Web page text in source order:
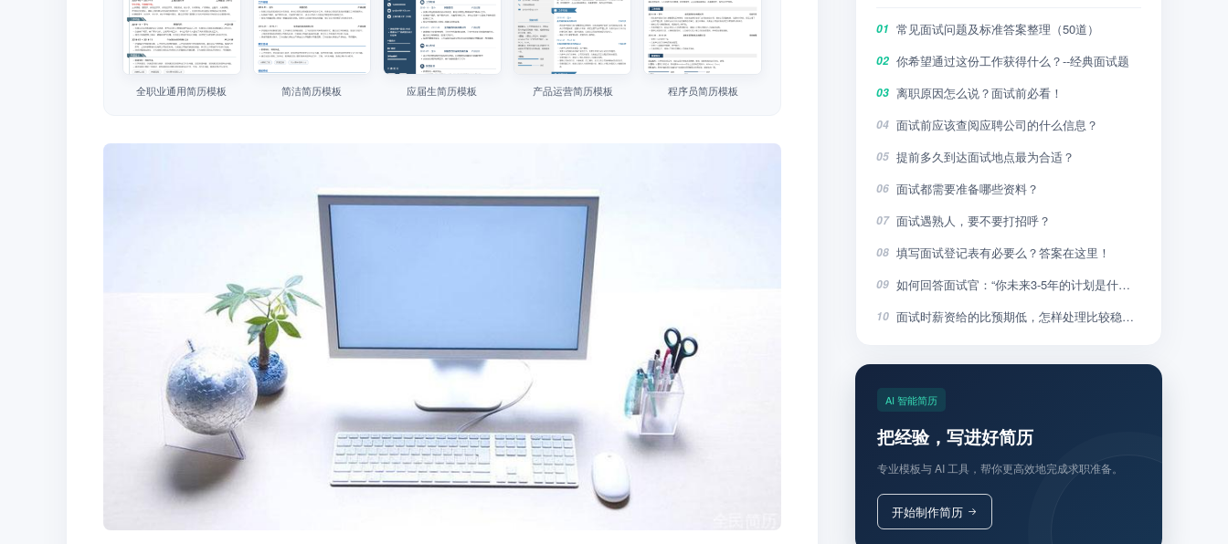
全职业通用简历模板 简洁简历模板 应届生简历模板 产品运营简历模板 程序员简历模板
01 常见面试问题及标准答案整理（50道）
02 你希望通过这份工作获得什么？--经典面试题
03 离职原因怎么说？面试前必看！
04 面试前应该查阅应聘公司的什么信息？
05 提前多久到达面试地点最为合适？
06 面试都需要准备哪些资料？
07 面试遇熟人，要不要打招呼？
08 填写面试登记表有必要么？答案在这里！
09 如何回答面试官：“你未来3-5年的计划是什么”？
10 面试时薪资给的比预期低，怎样处理比较稳妥？
AI 智能简历
把经验，写进好简历
专业模板与 AI 工具，帮你更高效地完成求职准备。
开始制作简历